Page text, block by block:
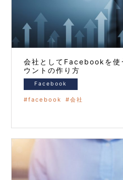
会社としてFacebookを使
ウントの作り方
Facebook
facebook 会社